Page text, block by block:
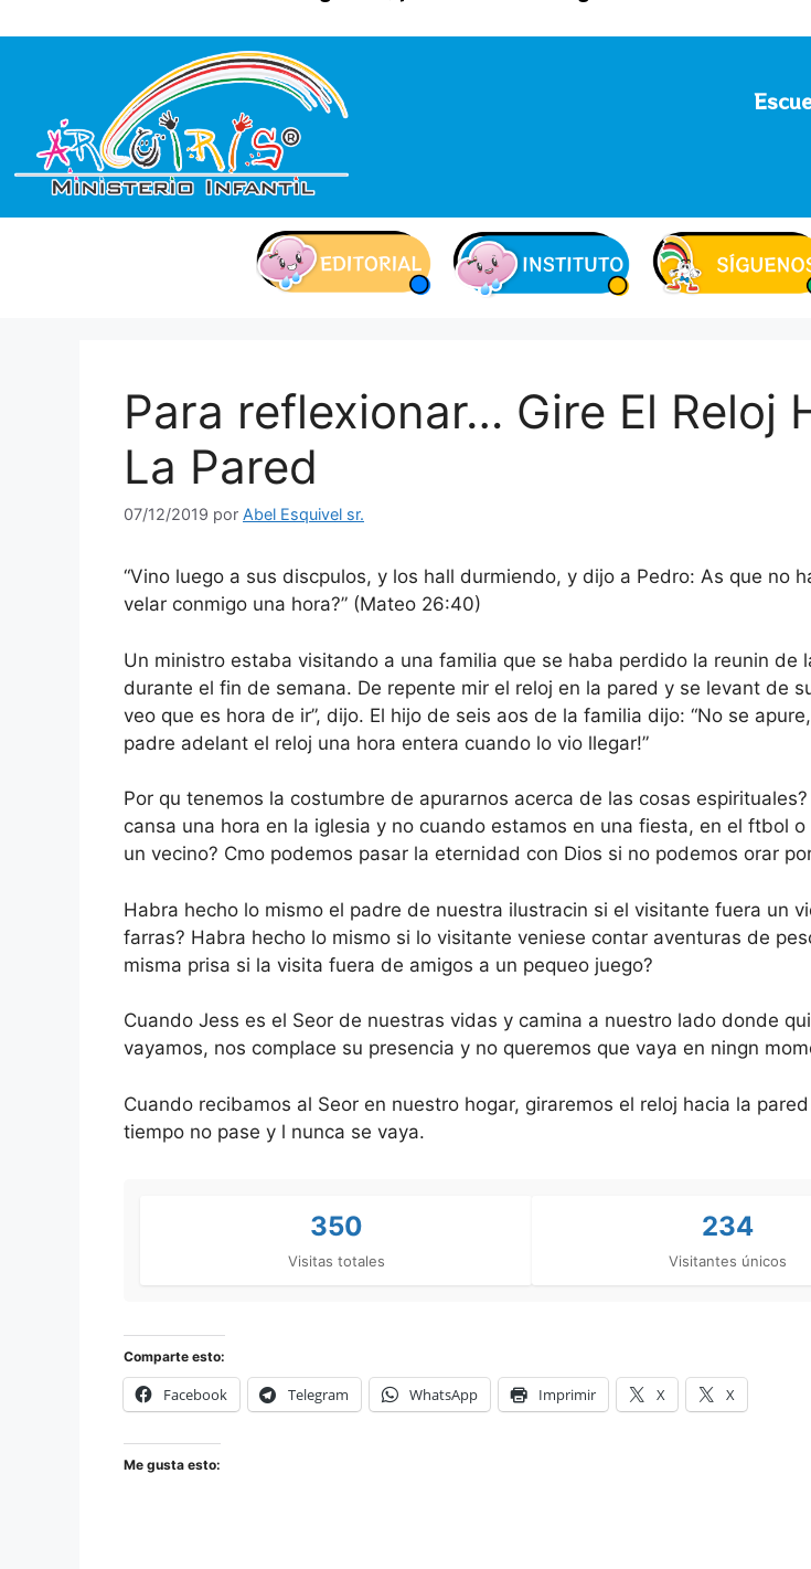
Para reflexionar… Gire El Reloj
La Pared
07/12/2019 por Abel Esquivel sr.
“Vino luego a sus discpulos, y los hall durmiendo, y dijo a Pedro: As que no
velar conmigo una hora?” (Mateo 26:40)
Un ministro estaba visitando a una familia que se haba perdido la reunin de
durante el fin de semana. De repente mir el reloj en la pared y se levant de
veo que es hora de ir”, dijo. El hijo de seis aos de la familia dijo: “No se
padre adelant el reloj una hora entera cuando lo vio llegar!”
Por qu tenemos la costumbre de apurarnos acerca de las cosas
cansa una hora en la iglesia y no cuando estamos en una fiesta, en el ftbol
un vecino? Cmo podemos pasar la eternidad con Dios si no podemos orar
Habra hecho lo mismo el padre de nuestra ilustracin si el visitante fuera un
farras? Habra hecho lo mismo si lo visitante veniese contar aventuras de
misma prisa si la visita fuera de amigos a un pequeo juego?
Cuando Jess es el Seor de nuestras vidas y camina a nuestro lado donde
vayamos, nos complace su presencia y no queremos que vaya en ningn
Cuando recibamos al Seor en nuestro hogar, giraremos el reloj hacia la
tiempo no pase y l nunca se vaya.
350
Visitas totales
234
Visitantes únicos
Comparte esto:
Facebook Telegram WhatsApp Imprimir X X
Me gusta esto: